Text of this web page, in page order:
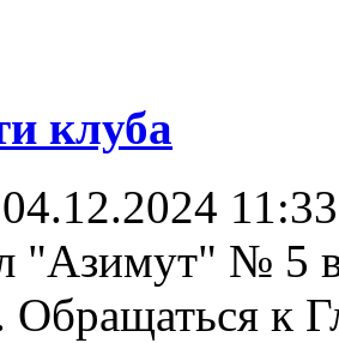
клуба
04.12.2024 11:33
"Азимут" № 5
к